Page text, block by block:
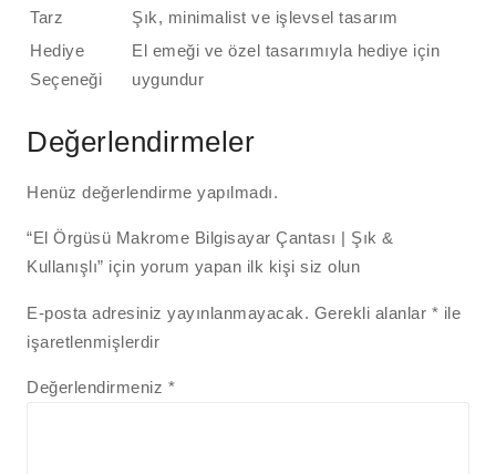
Tarz
Şık, minimalist ve işlevsel tasarım
Hediye
Seçeneği
El emeği ve özel tasarımıyla hediye için
uygundur
Değerlendirmeler
Henüz değerlendirme yapılmadı.
“El Örgüsü Makrome Bilgisayar Çantası | Şık &
Kullanışlı” için yorum yapan ilk kişi siz olun
E-posta adresiniz yayınlanmayacak. Gerekli alanlar * ile
işaretlenmişlerdir
Değerlendirmeniz *